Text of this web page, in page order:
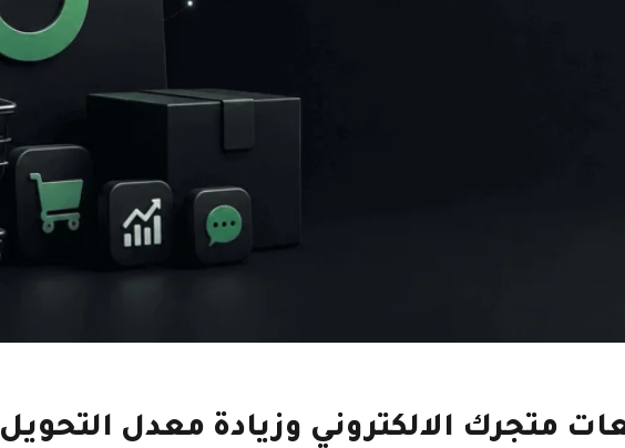
متجرك الالكتروني وزيادة معدل التحويل